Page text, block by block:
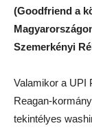
(Goodfriend a
Szemerkényi
Valamikor a UPI
Reagan-
tekintélyes